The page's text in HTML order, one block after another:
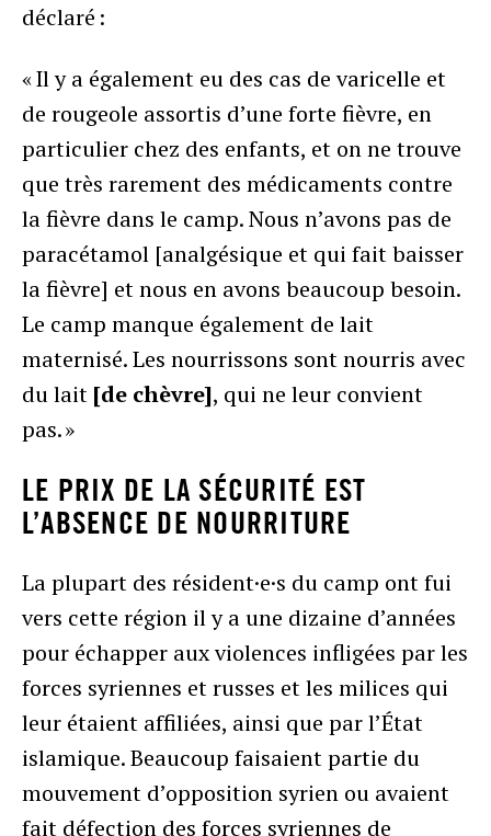
déclaré :
« Il y a également eu des cas de varicelle et
de rougeole assortis d’une forte fièvre, en
particulier chez des enfants, et on ne trouve
que très rarement des médicaments contre
la fièvre dans le camp. Nous n’avons pas de
paracétamol [analgésique et qui fait baisser
la fièvre] et nous en avons beaucoup besoin.
Le camp manque également de lait
maternisé. Les nourrissons sont nourris avec
du lait [de chèvre], qui ne leur convient
pas. »
LE PRIX DE LA SÉCURITÉ EST
L’ABSENCE DE NOURRITURE
La plupart des résident·e·s du camp ont fui
vers cette région il y a une dizaine d’années
pour échapper aux violences infligées par les
forces syriennes et russes et les milices qui
leur étaient affiliées, ainsi que par l’État
islamique. Beaucoup faisaient partie du
mouvement d’opposition syrien ou avaient
fait défection des forces syriennes de